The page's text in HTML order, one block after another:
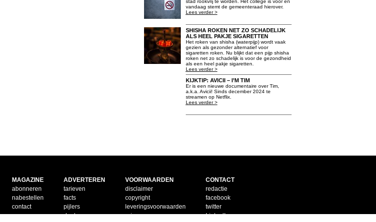
stad rookvrij te worden. Het college is voor en
vandaag stemt de gemeenteraad hierover.
Lees verder >
SHISHA ROKEN NET ZO SCHADELIJK
ALS HEEL PAKJE SIGARETTEN
Het roken van shisha (waterpijp) wordt vaak
gezien als gezonder alternatief voor
sigaretten roken. Nu blijkt dat een pijp shisha
roken net zo schadelijk is voor de gezondheid
als een heel pakje sigaretten.
Lees verder >
KIJKTIP: AVICII – I’M TIM
Er is een nieuwe documentaire over Tim,
a.k.a. Avicii! Sinds december 2024 te
streamen op Netflix.
Lees verder >
MAGAZINE
abonneren
nabestellen
contact
ADVERTEREN
tarieven
facts
pijlers
doelgroep
VOORWAARDEN
disclaimer
copyright
leveringsvoorwaarden
privacy
CONTACT
redactie
facebook
twitter
LinkedIn